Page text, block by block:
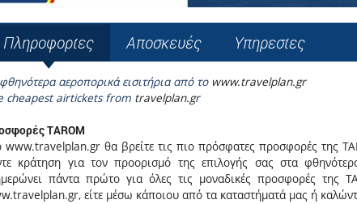
Πληροφορίες Αποσκευές Υπηρεσίες
αεροπορικά εισιτήρια από το www.travelplan.gr
cheapest airtickets from travelplan.gr
TAROM
www.travelplan.gr θα βρείτε τις πιο πρόσφατες προσφορές της
κράτηση για τον προορισμό της επιλογής σας στα
πάντα πρώτο για όλες τις μοναδικές προσφορές της
είτε μέσω κάποιου από τα καταστήματά μας ή